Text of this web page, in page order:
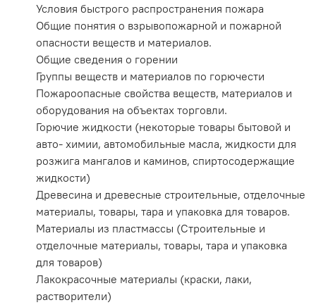
Условия быстрого распространения пожара
Общие понятия о взрывопожарной и пожарной
опасности веществ и материалов.
Общие сведения о горении
Группы веществ и материалов по горючести
Пожароопасные свойства веществ, материалов и
оборудования на объектах торговли.
Горючие жидкости (некоторые товары бытовой и
авто- химии, автомобильные масла, жидкости для
розжига мангалов и каминов, спиртосодержащие
жидкости)
Древесина и древесные строительные, отделочные
материалы, товары, тара и упаковка для товаров.
Материалы из пластмассы (Строительные и
отделочные материалы, товары, тара и упаковка
для товаров)
Лакокрасочные материалы (краски, лаки,
растворители)